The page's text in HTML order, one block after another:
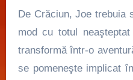
De Crăciun, Joe trebuia
mod cu totul
transformă într-o
se pomeneşte implicat